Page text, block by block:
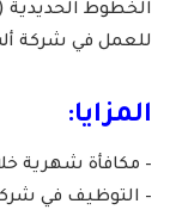
الخطوط الحديدية
للعمل في شركة
المزايا:
– مكافأة شهرية خلال فترة
– التوظيف في